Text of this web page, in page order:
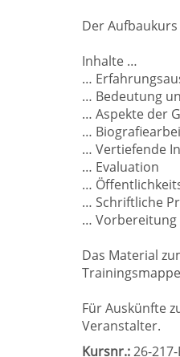
Der
Inhalte …
…
… Bedeutung
… Aspekte der
…
… Vertiefende
… Evaluation
…
… Schriftliche
…
Das Material
Für Auskünfte
Veranstalter.
Kursnr.:26-217-